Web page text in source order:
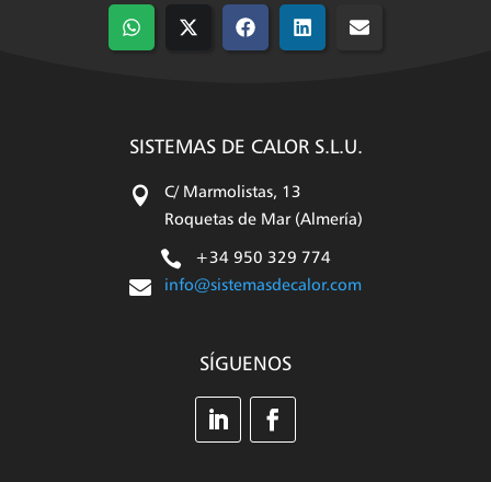
Compartir
en
CompartirCompartir
en
Compartir
en
Compartir
SISTEMAS DE CALOR S.L.U.

C/ Marmolistas, 13
Roquetas de Mar (Almería)
 +34 950 329 774
 info@sistemasdecalor.com
SÍGUENOS